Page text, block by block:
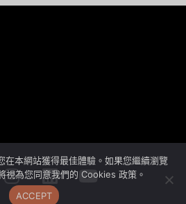
Instagram
LinkedinYoutube
本網站獲得最佳體驗。如果您繼續瀏覽
視為您同意我們的 Cookies 政策。
ACCEPT